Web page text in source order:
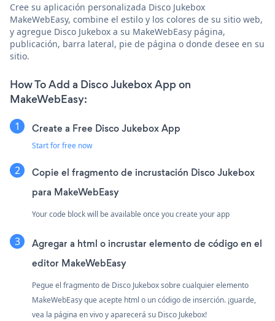
Cree su aplicación personalizada Disco Jukebox
MakeWebEasy, combine el estilo y los colores de su sitio web,
y agregue Disco Jukebox a su MakeWebEasy página,
publicación, barra lateral, pie de página o donde desee en su
sitio.
How To Add a Disco Jukebox App on
MakeWebEasy:
Create a Free Disco Jukebox App
Start for free now
Copie el fragmento de incrustación Disco Jukebox
para MakeWebEasy
Your code block will be available once you create your app
Agregar a html o incrustar elemento de código en el
editor MakeWebEasy
Pegue el fragmento de Disco Jukebox sobre cualquier elemento
MakeWebEasy que acepte html o un código de inserción. ¡guarde,
vea la página en vivo y aparecerá su Disco Jukebox!